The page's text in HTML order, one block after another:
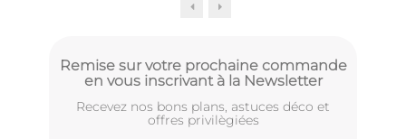
Remise sur votre prochaine commande
en vous inscrivant à la Newsletter
Recevez nos bons plans, astuces déco et
offres privilègiées